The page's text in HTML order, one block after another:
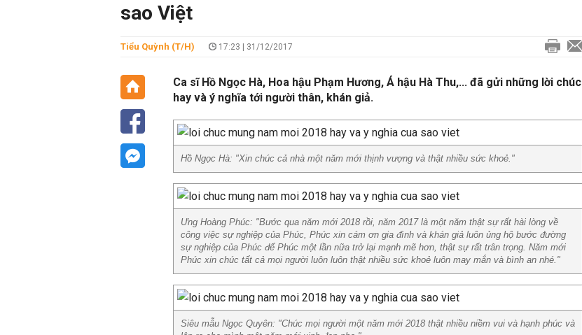
sao Việt
Tiểu Quỳnh (T/H) 17:23 | 31/12/2017
Ca sĩ Hồ Ngọc Hà, Hoa hậu Phạm Hương, Á hậu Hà Thu,... đã gửi những lời chúc
hay và ý nghĩa tới người thân, khán giả.
Hồ Ngọc Hà: "Xin chúc cả nhà một năm mới thịnh vượng và thật nhiều sức khoẻ."
Ưng Hoàng Phúc: "Bước qua năm mới 2018 rồi, năm 2017 là một năm thật sự rất hài lòng về
công việc sự nghiệp của Phúc, Phúc xin cám ơn gia đình và khán giả luôn ủng hộ bước đường
sự nghiệp của Phúc để Phúc một lần nữa trở lại mạnh mẽ hơn, thật sự rất trân trọng. Năm mới
Phúc xin chúc tất cả mọi người luôn luôn thật nhiều sức khoẻ luôn may mắn và bình an nhé."
Siêu mẫu Ngọc Quyên: "Chúc mọi người một năm mới 2018 thật nhiều niềm vui và hạnh phúc và